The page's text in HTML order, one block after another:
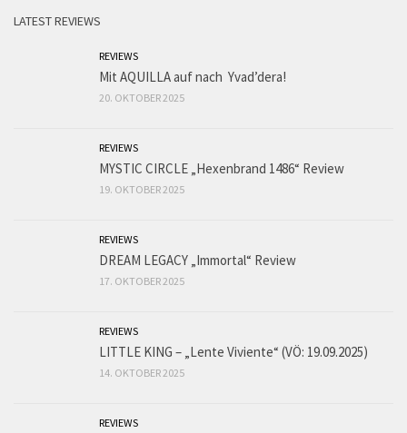
LATEST REVIEWS
REVIEWS
Mit AQUILLA auf nach Yvad’dera!
20. OKTOBER 2025
REVIEWS
MYSTIC CIRCLE „Hexenbrand 1486“ Review
19. OKTOBER 2025
REVIEWS
DREAM LEGACY „Immortal“ Review
17. OKTOBER 2025
REVIEWS
LITTLE KING – „Lente Viviente“ (VÖ: 19.09.2025)
14. OKTOBER 2025
REVIEWS